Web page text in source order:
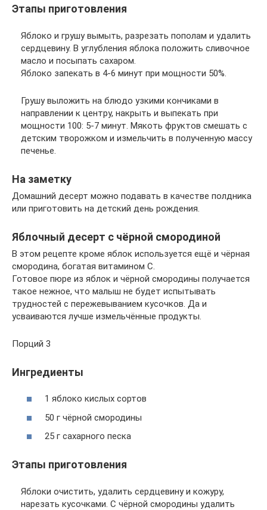
Этапы приготовления
Яблоко и грушу вымыть, разрезать пополам и удалить
сердцевину. В углубления яблока положить сливочное
масло и посыпать сахаром.
Яблоко запекать в 4-6 минут при мощности 50%.
Грушу выложить на блюдо узкими кончиками в
направлении к центру, накрыть и выпекать при
мощности 100: 5-7 минут. Мякоть фруктов смешать с
детским творожком и измельчить в полученную массу
печенье.
На заметку
Домашний десерт можно подавать в качестве полдника
или приготовить на детский день рождения.
Яблочный десерт с чёрной смородиной
В этом рецепте кроме яблок используется ещё и чёрная
смородина, богатая витамином С.
Готовое пюре из яблок и чёрной смородины получается
такое нежное, что малыш не будет испытывать
трудностей с пережевыванием кусочков. Да и
усваиваются лучше измельчённые продукты.
Порций 3
Ингредиенты
1 яблоко кислых сортов
50 г чёрной смородины
25 г сахарного песка
Этапы приготовления
Яблоки очистить, удалить сердцевину и кожуру,
нарезать кусочками. С чёрной смородины удалить